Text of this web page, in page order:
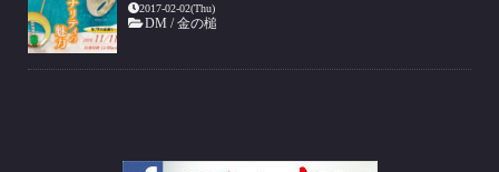
2017-02-02(Thu)
DM /金の槌